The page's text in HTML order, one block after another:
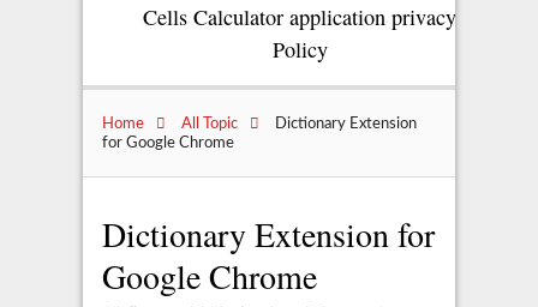
Cells Calculator application privacy
Policy
Home All Topic
Dictionary Extension
for Google Chrome
Dictionary Extension for
Google Chrome